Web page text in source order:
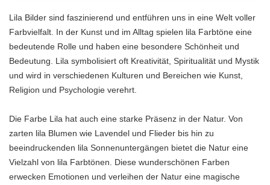
Lila Bilder sind faszinierend und entführen uns in eine Welt voller
Farbvielfalt. In der Kunst und im Alltag spielen lila Farbtöne eine
bedeutende Rolle und haben eine besondere Schönheit und
Bedeutung. Lila symbolisiert oft Kreativität, Spiritualität und Mystik
und wird in verschiedenen Kulturen und Bereichen wie Kunst,
Religion und Psychologie verehrt.
Die Farbe Lila hat auch eine starke Präsenz in der Natur. Von
zarten lila Blumen wie Lavendel und Flieder bis hin zu
beeindruckenden lila Sonnenuntergängen bietet die Natur eine
Vielzahl von lila Farbtönen. Diese wunderschönen Farben
erwecken Emotionen und verleihen der Natur eine magische